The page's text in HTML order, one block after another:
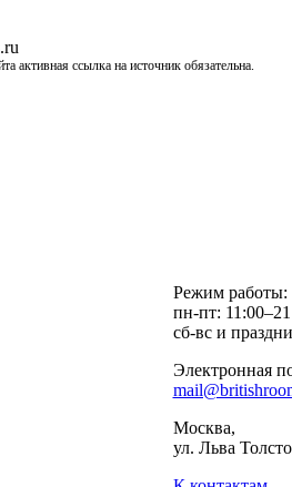
активная ссылка на источник обязательна.
Режим работы:
пн-пт:
сб-вс и
Электронная
Москва,
ул. Льва